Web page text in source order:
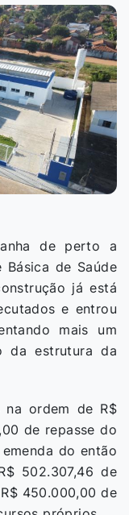
de perto a
de Saúde
já está
e entrou
mais um
da estrutura da
na ordem de R$
de repasse do
do então
502.307,46 de
450.000,00 de